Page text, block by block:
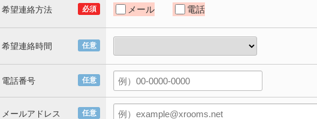
必須
希望連絡方法 メール 電話
任意
希望連絡時間
任意
電話番号
任意
メールアドレス